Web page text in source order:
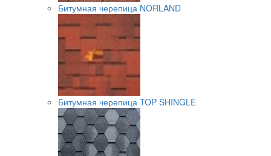
Битумная черепица NORLAND
Битумная черепица TOP SHINGLE